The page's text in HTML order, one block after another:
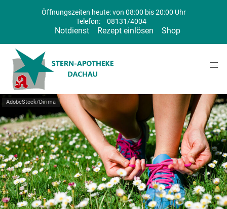
Öffnungszeiten heute: von 08:00 bis 20:00 Uhr
Telefon:
08131/4004
Notdienst Rezept einlösen Shop
AdobeStock/Dirima